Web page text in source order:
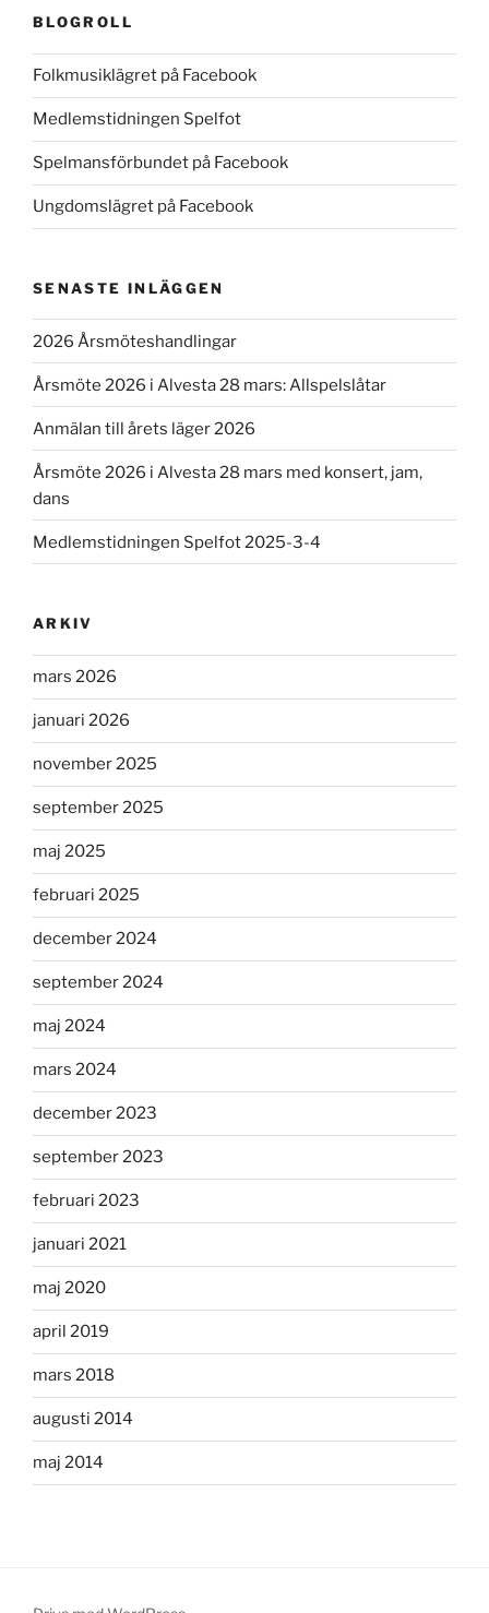
BLOGROLL
Folkmusiklägret på Facebook
Medlemstidningen Spelfot
Spelmansförbundet på Facebook
Ungdomslägret på Facebook
SENASTE INLÄGGEN
2026 Årsmöteshandlingar
Årsmöte 2026 i Alvesta 28 mars: Allspelslåtar
Anmälan till årets läger 2026
Årsmöte 2026 i Alvesta 28 mars med konsert, jam,
dans
Medlemstidningen Spelfot 2025-3-4
ARKIV
mars 2026
januari 2026
november 2025
september 2025
maj 2025
februari 2025
december 2024
september 2024
maj 2024
mars 2024
december 2023
september 2023
februari 2023
januari 2021
maj 2020
april 2019
mars 2018
augusti 2014
maj 2014